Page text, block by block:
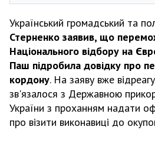
Український громадський та
Стерненко заявив, що
Національного відбору на
Паш підробила довідку про
кордону. На заяву вже
зв'язалося з Державною
України з проханням надати
про візити виконавиці до